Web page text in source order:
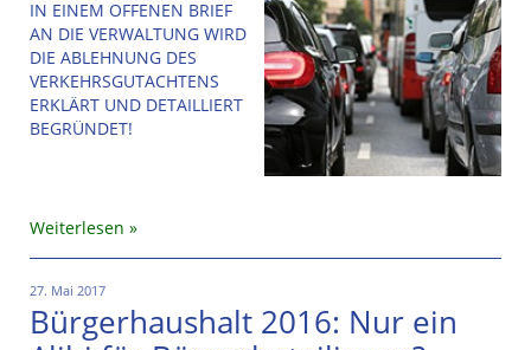
IN EINEM OFFENEN BRIEF
AN DIE VERWALTUNG WIRD
DIE ABLEHNUNG DES
VERKEHRSGUTACHTENS
ERKLÄRT UND DETAILLIERT
BEGRÜNDET!
Weiterlesen
27. Mai 2017
Bürgerhaushalt 2016: Nur ein